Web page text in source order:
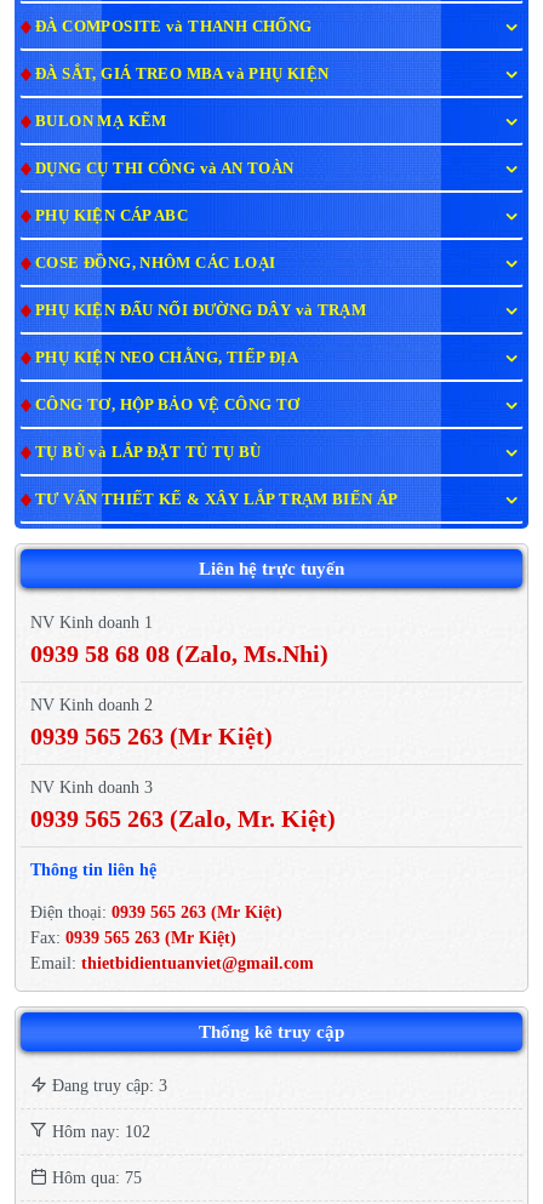
ĐÀ COMPOSITE và THANH CHỐNG
ĐÀ SẮT, GIÁ TREO MBA và PHỤ KIỆN
BULON MẠ KẼM
DỤNG CỤ THI CÔNG và AN TOÀN
PHỤ KIỆN CÁP ABC
COSE ĐỒNG, NHÔM CÁC LOẠI
PHỤ KIỆN ĐẤU NỐI ĐƯỜNG DÂY và TRẠM
PHỤ KIỆN NEO CHẰNG, TIẾP ĐỊA
CÔNG TƠ, HỘP BẢO VỆ CÔNG TƠ
TỤ BÙ và LẮP ĐẶT TỦ TỤ BÙ
TƯ VẤN THIẾT KẾ & XÂY LẮP TRẠM BIẾN ÁP
Liên hệ trực tuyến
NV Kinh doanh 1
0939 58 68 08 (Zalo, Ms.Nhi)
NV Kinh doanh 2
0939 565 263 (Mr Kiệt)
NV Kinh doanh 3
0939 565 263 (Zalo, Mr. Kiệt)
Thông tin liên hệ
Điện thoại: 0939 565 263 (Mr Kiệt)
Fax: 0939 565 263 (Mr Kiệt)
Email: thietbidientuanviet@gmail.com
Thống kê truy cập
Đang truy cập: 3
Hôm nay: 102
Hôm qua: 75